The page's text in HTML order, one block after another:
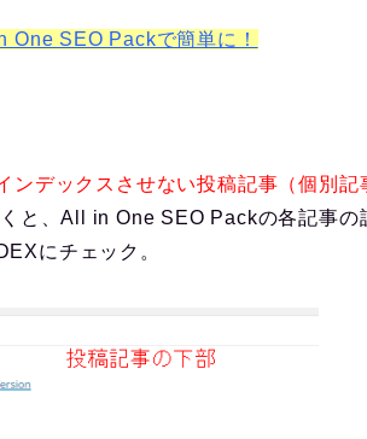
SEO Packで簡単に！
ンデックスさせない投稿記事（個別記
と、All in One SEO Packの各記事の
にチェック。